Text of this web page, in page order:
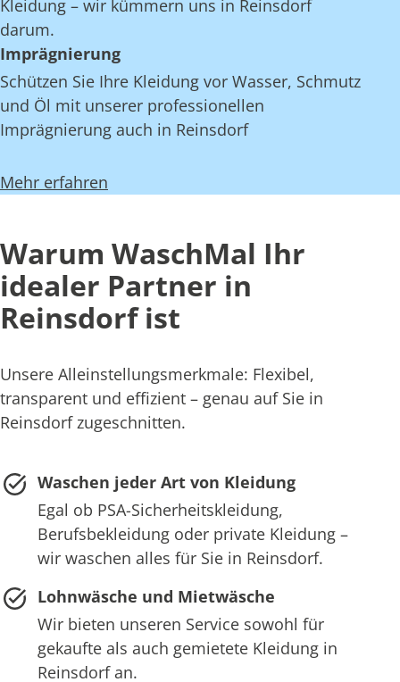
Kleidung – wir kümmern uns in Reinsdorf
darum.
Imprägnierung
Schützen Sie Ihre Kleidung vor Wasser, Schmutz
und Öl mit unserer professionellen
Imprägnierung auch in Reinsdorf
Mehr erfahren
Warum WaschMal Ihr
idealer Partner in
Reinsdorf ist
Unsere Alleinstellungsmerkmale: Flexibel,
transparent und effizient – genau auf Sie in
Reinsdorf zugeschnitten.
Waschen jeder Art von Kleidung
Egal ob PSA-Sicherheitskleidung,
Berufsbekleidung oder private Kleidung –
wir waschen alles für Sie in Reinsdorf.
Lohnwäsche und Mietwäsche
Wir bieten unseren Service sowohl für
gekaufte als auch gemietete Kleidung in
Reinsdorf an.